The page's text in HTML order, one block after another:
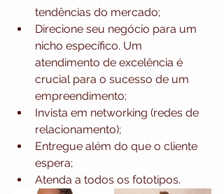
tendências do mercado;
Direcione seu negócio para um
nicho específico. Um
atendimento de excelência é
crucial para o sucesso de um
empreendimento;
Invista em networking (redes de
relacionamento);
Entregue além do que o cliente
espera;
Atenda a todos os fototipos.